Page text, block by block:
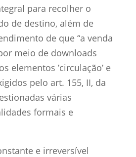
para recolher o
de destino, além de
de que “a venda
meio de downloads
elementos ’circulação’ e
pelo art. 155, II, da
várias
formais e
e irreversível